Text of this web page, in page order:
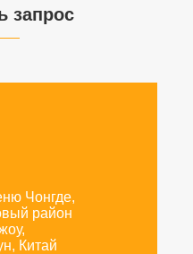
запрос
Чонгде,
район
Китай